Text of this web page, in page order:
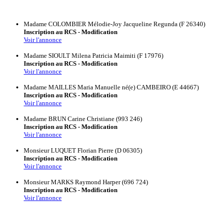
Madame COLOMBIER Mélodie-Joy Jacqueline Regunda (F 26340)
Inscription au RCS - Modification
Voir l'annonce
Madame SIOULT Milena Patricia Maimiti (F 17976)
Inscription au RCS - Modification
Voir l'annonce
Madame MAILLES Maria Manuelle né(e) CAMBEIRO (E 44667)
Inscription au RCS - Modification
Voir l'annonce
Madame BRUN Carine Christiane (993 246)
Inscription au RCS - Modification
Voir l'annonce
Monsieur LUQUET Florian Pierre (D 06305)
Inscription au RCS - Modification
Voir l'annonce
Monsieur MARKS Raymond Harper (696 724)
Inscription au RCS - Modification
Voir l'annonce